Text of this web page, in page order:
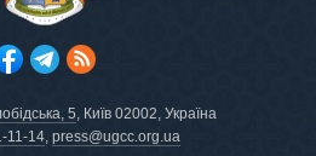
5, Київ 02002, Україна
11-14, press@ugcc.org.ua